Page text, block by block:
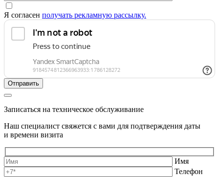
Я согласен получать рекламную рассылку.
Записаться на техническое обслуживание
Наш специалист свяжется с вами для подтверждения даты
и времени визита
Имя
Телефон